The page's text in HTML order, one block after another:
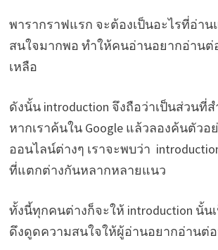
พารากราฟแรก จะต้องเป็นอะไรที่อ่า
สนใจมากพอ ทำให้คนอ่านอยากอ่านต่
เหลือ
ดังนั้น introduction จึงถือว่าเป็นส่วนที่
หากเราค้นใน Google แล้วลองค้นตัวอ
ออนไลน์ต่างๆ เราจะพบว่า
ที่แตกต่างกันหลากหลายแนว
ทั้งนี้ทุกคนต่างก็จะให้ introduction นั้น
ดึงดูดความสนใจให้ผู้อ่านอยากอ่านต่อ